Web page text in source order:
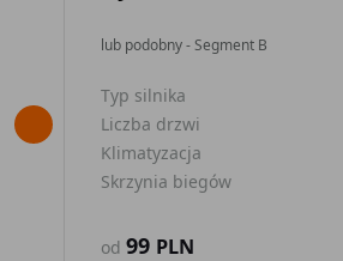
lub podobny - Segment B
Typ silnika
Liczba drzwi
Klimatyzacja
Skrzynia biegów
od 99 PLN